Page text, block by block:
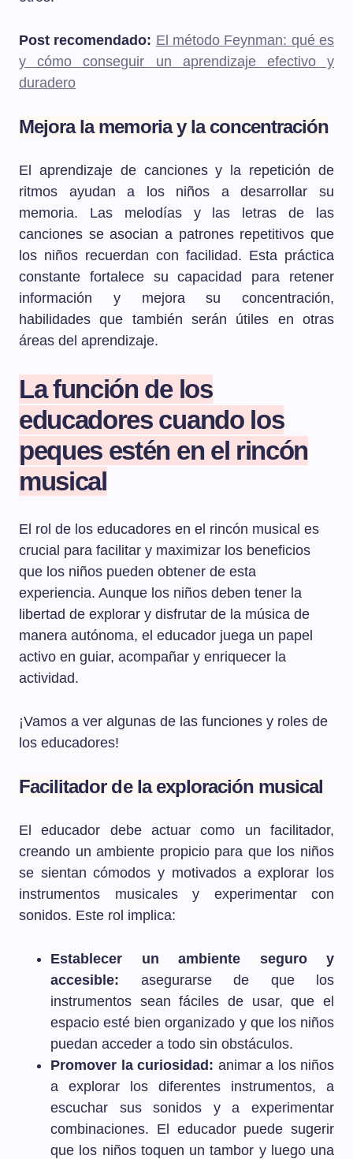
Post recomendado: El método Feynman: qué es
y cómo conseguir un aprendizaje efectivo y
duradero
Mejora la memoria y la concentración
El aprendizaje de canciones y la repetición de
ritmos ayudan a los niños a desarrollar su
memoria. Las melodías y las letras de las
canciones se asocian a patrones repetitivos que
los niños recuerdan con facilidad. Esta práctica
constante fortalece su capacidad para retener
información y mejora su concentración,
habilidades que también serán útiles en otras
áreas del aprendizaje.
La función de los
educadores cuando los
peques estén en el rincón
musical
El rol de los educadores en el rincón musical es
crucial para facilitar y maximizar los beneficios
que los niños pueden obtener de esta
experiencia. Aunque los niños deben tener la
libertad de explorar y disfrutar de la música de
manera autónoma, el educador juega un papel
activo en guiar, acompañar y enriquecer la
actividad.
¡Vamos a ver algunas de las funciones y roles de
los educadores!
Facilitador de la exploración musical
El educador debe actuar como un facilitador,
creando un ambiente propicio para que los niños
se sientan cómodos y motivados a explorar los
instrumentos musicales y experimentar con
sonidos. Este rol implica:
Establecer un ambiente seguro y
accesible: asegurarse de que los
instrumentos sean fáciles de usar, que el
espacio esté bien organizado y que los niños
puedan acceder a todo sin obstáculos.
Promover la curiosidad: animar a los niños
a explorar los diferentes instrumentos, a
escuchar sus sonidos y a experimentar
combinaciones. El educador puede sugerir
que los niños toquen un tambor y luego una